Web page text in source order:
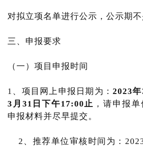
对拟立项名单进行公示，公示期不
三、申报要求
（一）项目申报时间
1、项目网上申报日期为： 2023
3月31日下午17:00止 ，请申报
申报材料并尽早提交。
2、推荐单位审核时间为：